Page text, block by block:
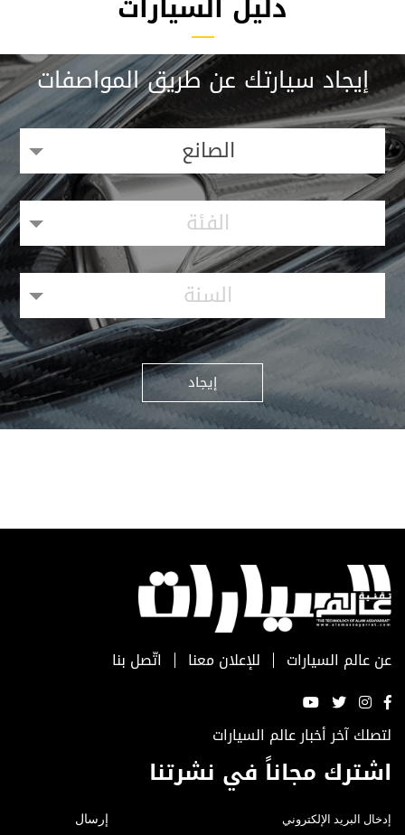
إيجاد سيارتك عن طريق المواصفات
الصانع
الفئة
السنة
إيجاد
عن عالم السيارات للإعلان معنا اتّصل بنا
لتصلك آخر أخبار عالم السيارات
اشترك مجاناً في نشرتنا